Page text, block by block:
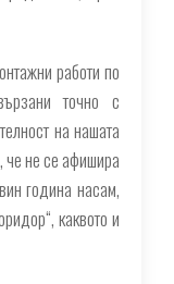
работи по
точно с
на нашата
че не се афишира
година насам,
каквото и